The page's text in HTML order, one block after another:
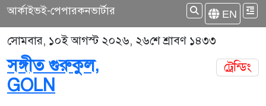
আর্কাইভই-পেপারকনভার্টার EN
সোমবার, ১০ই আগস্ট ২০২৬, ২৬শে শ্রাবণ ১৪৩৩
সঙ্গীত গুরুকুল,
GOLN
ট্রেন্ডিং